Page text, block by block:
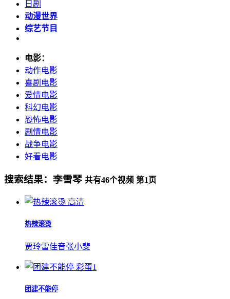
日剧
动漫世界
综艺节目
电影：
动作电影
喜剧电影
爱情电影
科幻电影
恐怖电影
剧情电影
战争电影
好看电影
搜索结果： 李雪琴 共有46个视频 第1 页
高清
热辣滚烫
贾玲雷佳音张小斐
彩蛋1
团建不能停